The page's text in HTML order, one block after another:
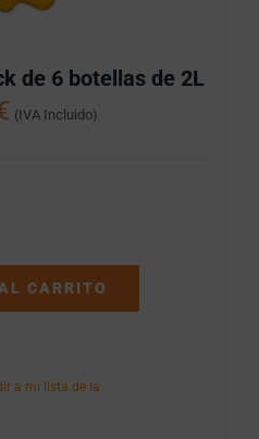
de 6 botellas de 2L
(IVA Incluido)
CARRITO
a mi lista de la